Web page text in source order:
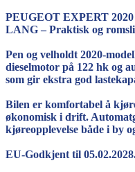
PEUGEOT EXPERT
LANG – Praktisk og
Pen og velholdt 2020-
dieselmotor på 122 hk og
som gir ekstra god
Bilen er komfortabel å
økonomisk i drift.
kjøreopplevelse både i by
EU-Godkjent til